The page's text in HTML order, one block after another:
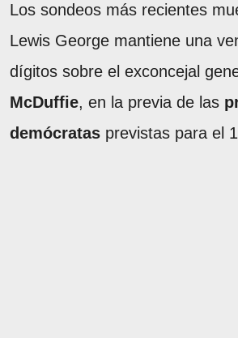
Los sondeos más recientes
Lewis George mantiene una
dígitos sobre el exconcejal
McDuffie, en la previa de las
demócratas previstas para el